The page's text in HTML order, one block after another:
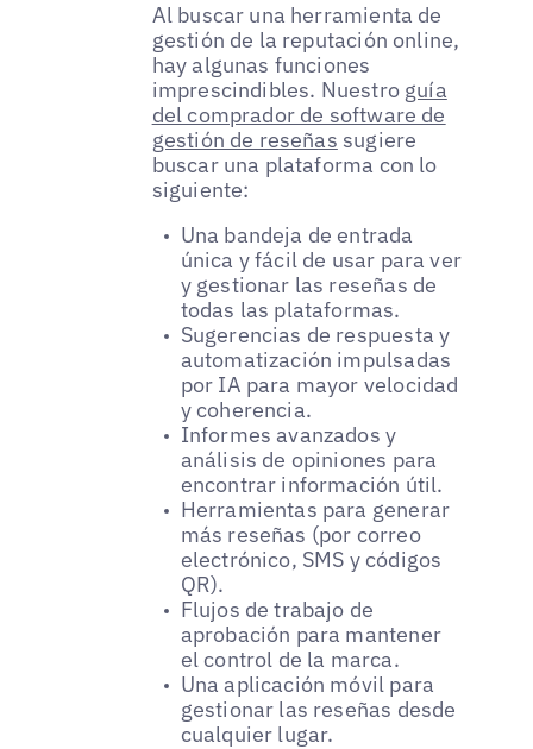
Al buscar una herramienta de
gestión de la reputación online,
hay algunas funciones
imprescindibles. Nuestro guía
del comprador de software de
gestión de reseñas sugiere
buscar una plataforma con lo
siguiente:
Una bandeja de entrada
única y fácil de usar para ver
y gestionar las reseñas de
todas las plataformas.
Sugerencias de respuesta y
automatización impulsadas
por IA para mayor velocidad
y coherencia.
Informes avanzados y
análisis de opiniones para
encontrar información útil.
Herramientas para generar
más reseñas (por correo
electrónico, SMS y códigos
QR).
Flujos de trabajo de
aprobación para mantener
el control de la marca.
Una aplicación móvil para
gestionar las reseñas desde
cualquier lugar.